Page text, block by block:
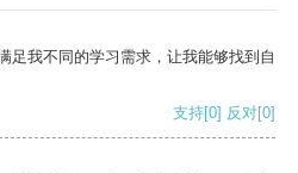
足我不同的学习需求，让我能够找到自
支持[0] 反对[0]